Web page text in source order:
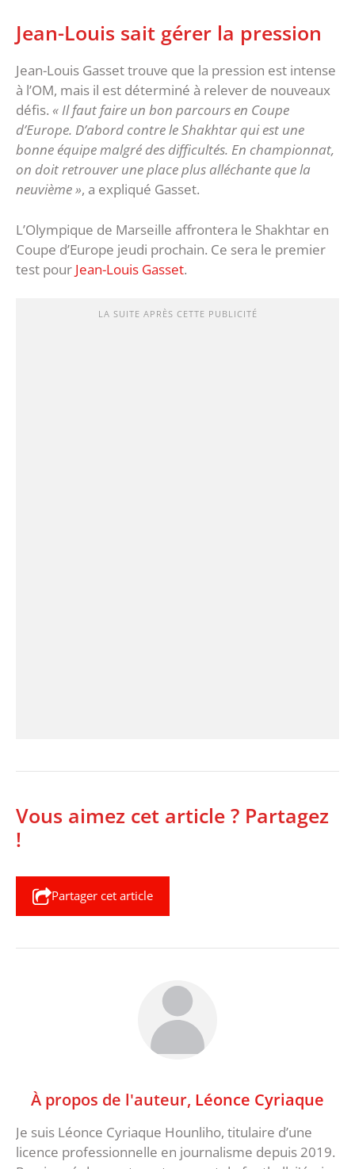
Jean-Louis sait gérer la pression
Jean-Louis Gasset trouve que la pression est intense
à l’OM, mais il est déterminé à relever de nouveaux
défis. « Il faut faire un bon parcours en Coupe
d’Europe. D’abord contre le Shakhtar qui est une
bonne équipe malgré des difficultés. En championnat,
on doit retrouver une place plus alléchante que la
neuvième », a expliqué Gasset.
L’Olympique de Marseille affrontera le Shakhtar en
Coupe d’Europe jeudi prochain. Ce sera le premier
test pour Jean-Louis Gasset.
LA SUITE APRÈS CETTE PUBLICITÉ
Vous aimez cet article ? Partagez
!
Partager cet article
À propos de l'auteur, Léonce Cyriaque
Je suis Léonce Cyriaque Hounliho, titulaire d’une
licence professionnelle en journalisme depuis 2019.